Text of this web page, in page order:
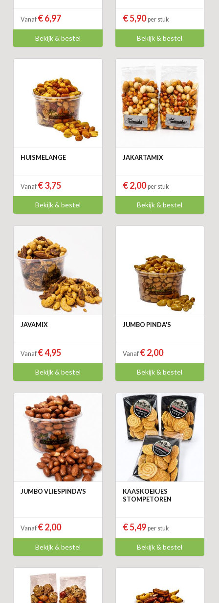
Vanaf € 6,97
Bekijk & bestel
€ 5,90per stuk
Bekijk & bestel
HUISMELANGE
Vanaf € 3,75
Bekijk & bestel
JAKARTAMIX
€ 2,00per stuk
Bekijk & bestel
JAVAMIX
Vanaf € 4,95
Bekijk & bestel
JUMBO PINDA'S
Vanaf € 2,00
Bekijk & bestel
JUMBO VLIESPINDA'S
Vanaf € 2,00
Bekijk & bestel
KAASKOEKJES
STOMPETOREN
€ 5,49 per stuk
Bekijk & bestel